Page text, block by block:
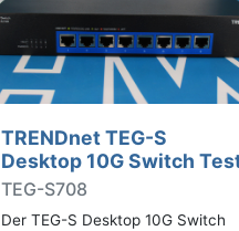
TRENDnet TEG-S
Desktop 10G Switch
TEG-S708
Der TEG-S Desktop 10G Switch